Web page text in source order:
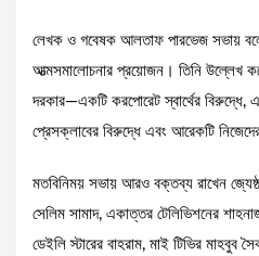
লেখক ও গবেষক আলতাফ পারভেজ সভায়
আত্মসমালোচনার প্রয়োজন। তিনি উল্লেখ
দরকার—একটি করপোরেট স্বার্থের বিরুদ্ধে,
প্রেসক্লাবের বিরুদ্ধে এবং আরেকটি
মতবিনিময় সভায় আরও বক্তব্য রাখেন জ্যেষ্ঠ
সেলিম সামাদ, একাত্তর টেলিভিশনের
ডেইলি স্টারের বাহরাম, মাই টিভির মাহবুব